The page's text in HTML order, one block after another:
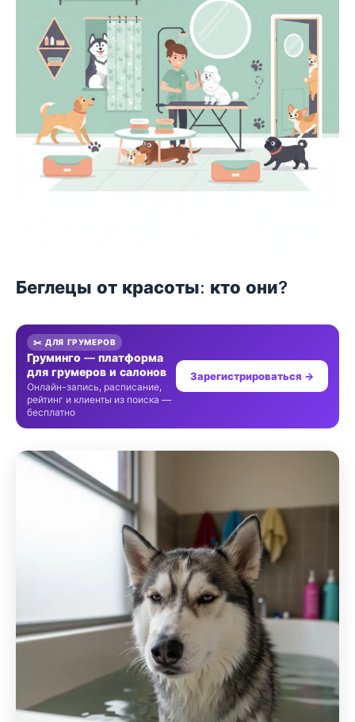
Беглецы от красоты: кто они?
✂️ ДЛЯ ГРУМЕРОВ
Груминго — платформа
для грумеров и салонов
Онлайн-запись, расписание,
рейтинг и клиенты из поиска —
бесплатно
Зарегистрироваться →